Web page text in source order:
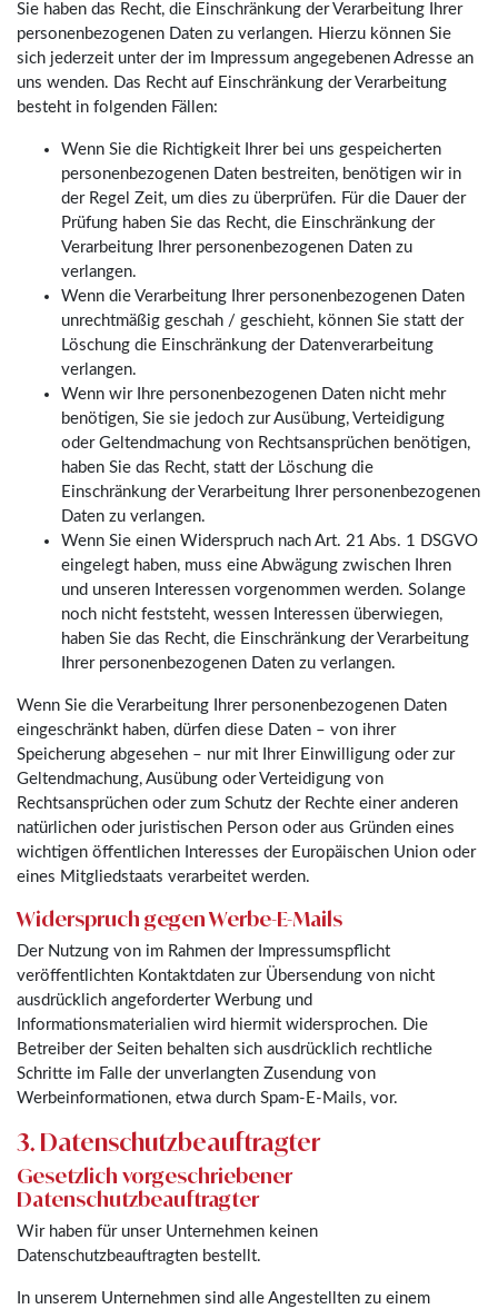
Sie haben das Recht, die Einschränkung der Verarbeitung Ihrer
personenbezogenen Daten zu verlangen. Hierzu können Sie
sich jederzeit unter der im Impressum angegebenen Adresse an
uns wenden. Das Recht auf Einschränkung der Verarbeitung
besteht in folgenden Fällen:
Wenn Sie die Richtigkeit Ihrer bei uns gespeicherten
personenbezogenen Daten bestreiten, benötigen wir in
der Regel Zeit, um dies zu überprüfen. Für die Dauer der
Prüfung haben Sie das Recht, die Einschränkung der
Verarbeitung Ihrer personenbezogenen Daten zu
verlangen.
Wenn die Verarbeitung Ihrer personenbezogenen Daten
unrechtmäßig geschah / geschieht, können Sie statt der
Löschung die Einschränkung der Datenverarbeitung
verlangen.
Wenn wir Ihre personenbezogenen Daten nicht mehr
benötigen, Sie sie jedoch zur Ausübung, Verteidigung
oder Geltendmachung von Rechtsansprüchen benötigen,
haben Sie das Recht, statt der Löschung die
Einschränkung der Verarbeitung Ihrer personenbezogenen
Daten zu verlangen.
Wenn Sie einen Widerspruch nach Art. 21 Abs. 1 DSGVO
eingelegt haben, muss eine Abwägung zwischen Ihren
und unseren Interessen vorgenommen werden. Solange
noch nicht feststeht, wessen Interessen überwiegen,
haben Sie das Recht, die Einschränkung der Verarbeitung
Ihrer personenbezogenen Daten zu verlangen.
Wenn Sie die Verarbeitung Ihrer personenbezogenen Daten
eingeschränkt haben, dürfen diese Daten – von ihrer
Speicherung abgesehen – nur mit Ihrer Einwilligung oder zur
Geltendmachung, Ausübung oder Verteidigung von
Rechtsansprüchen oder zum Schutz der Rechte einer anderen
natürlichen oder juristischen Person oder aus Gründen eines
wichtigen öffentlichen Interesses der Europäischen Union oder
eines Mitgliedstaats verarbeitet werden.
Widerspruch gegen Werbe-E-Mails
Der Nutzung von im Rahmen der Impressumspflicht
veröffentlichten Kontaktdaten zur Übersendung von nicht
ausdrücklich angeforderter Werbung und
Informationsmaterialien wird hiermit widersprochen. Die
Betreiber der Seiten behalten sich ausdrücklich rechtliche
Schritte im Falle der unverlangten Zusendung von
Werbeinformationen, etwa durch Spam-E-Mails, vor.
3. Datenschutzbeauftragter
Gesetzlich vorgeschriebener
Datenschutzbeauftragter
Wir haben für unser Unternehmen keinen
Datenschutzbeauftragten bestellt.
In unserem Unternehmen sind alle Angestellten zu einem